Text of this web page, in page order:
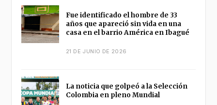
Fue identificado el hombre de 33
años que apareció sin vida en una
casa en el barrio América en Ibagué
21 DE JUNIO DE 2026
La noticia que golpeó a la Selección
Colombia en pleno Mundial